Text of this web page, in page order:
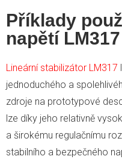
Příklady
napětí
Lineární stabilizátor LM317
jednoduchého a
zdroje na prototypové
lze díky jeho relativně
a širokému regulačnímu
stabilního a bezpečného